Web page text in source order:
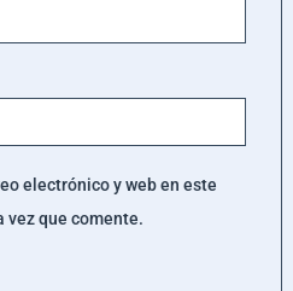
electrónico y web en este
vez que comente.